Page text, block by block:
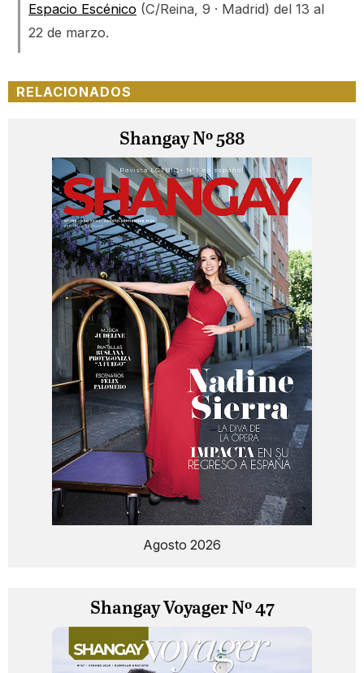
Espacio Escénico (C/Reina, 9 · Madrid) del 13 al
22 de marzo.
RELACIONADOS
Shangay Nº 588
Agosto 2026
Shangay Voyager Nº 47